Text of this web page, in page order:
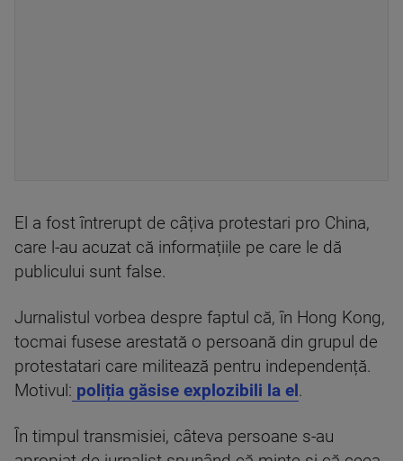
El a fost întrerupt de câțiva protestari pro China,
care l-au acuzat că informațiile pe care le dă
publicului sunt false.
Jurnalistul vorbea despre faptul că, în Hong Kong,
tocmai fusese arestată o persoană din grupul de
protestatari care militează pentru independență.
Motivul: poliția găsise explozibili la el.
În timpul transmisiei, câteva persoane s-au